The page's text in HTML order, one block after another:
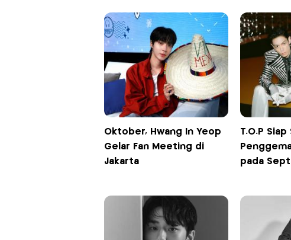
Oktober, Hwang In Yeop
Gelar Fan Meeting di
Jakarta
T.O.P Siap
pada